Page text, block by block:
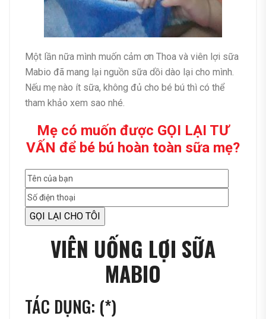
Một lần nữa mình muốn cảm ơn Thoa và viên lợi sữa
Mabio đã mang lại nguồn sữa dồi dào lại cho mình.
Nếu mẹ nào ít sữa, không đủ cho bé bú thì có thể
tham khảo xem sao nhé.
Mẹ có muốn được GỌI LẠI TƯ
VẤN để bé bú hoàn toàn sữa mẹ?
VIÊN UỐNG LỢI SỮA
MABIO
TÁC DỤNG: (*)